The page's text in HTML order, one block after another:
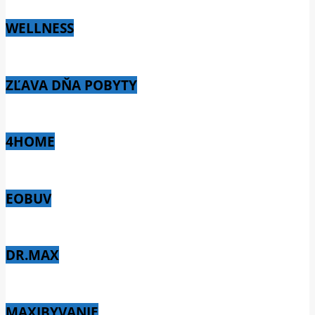
WELLNESS
ZĽAVA DŇA POBYTY
4HOME
EOBUV
DR.MAX